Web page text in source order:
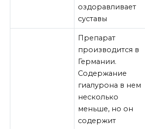
оздоравливает
суставы
Препарат
производится в
Германии.
Содержание
гиалурона в нем
несколько
меньше, но он
содержит